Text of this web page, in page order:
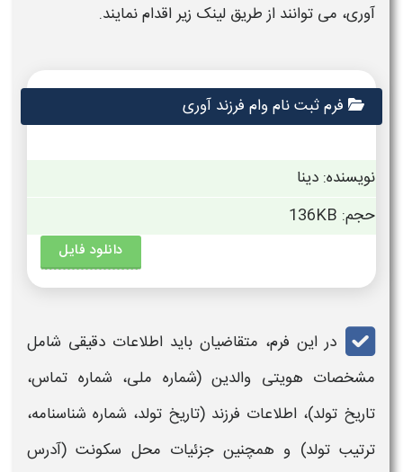
آوری، می توانند از طریق لینک زیر اقدام نمایند.
فرم ثبت نام وام فرزند آوری
نویسنده: دینا
حجم: 136KB
دانلود فایل
در این فرم، متقاضیان باید اطلاعات دقیقی شامل
مشخصات هویتی والدین (شماره ملی، شماره تماس،
تاریخ تولد)، اطلاعات فرزند (تاریخ تولد، شماره شناسنامه،
ترتیب تولد) و همچنین جزئیات محل سکونت (آدرس